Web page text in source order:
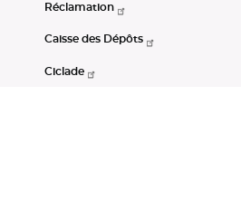
Réclamation
Caisse des Dépôts
Ciclade